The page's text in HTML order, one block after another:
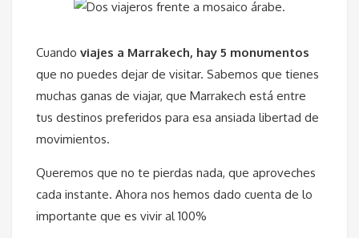
Cuando viajes a Marrakech, hay 5 monumentos
que no puedes dejar de visitar. Sabemos que tienes
muchas ganas de viajar, que Marrakech está entre
tus destinos preferidos para esa ansiada libertad de
movimientos.
Queremos que no te pierdas nada, que aproveches
cada instante. Ahora nos hemos dado cuenta de lo
importante que es vivir al 100%